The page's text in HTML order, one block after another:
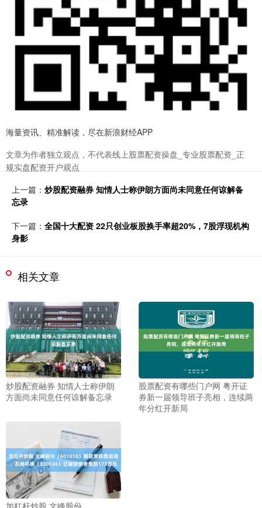
海量资讯、精准解读，尽在新浪财经APP
文章为作者独立观点，不代表线上股票配资操盘_专业股票配资_正
规实盘配资开户观点
上一篇： 炒股配资融券 知情人士称伊朗方面尚未同意任何谅解备
忘录
下一篇： 全国十大配资 22只创业板股换手率超20%，7股浮现机构
身影
相关文章
炒股配资融券 知情人士称伊朗
方面尚未同意任何谅解备忘录
股票配资有哪些门户网 粤开证
券新一届领导班子亮相，连续两
年分红开新局
加杠杆炒股 文峰股份